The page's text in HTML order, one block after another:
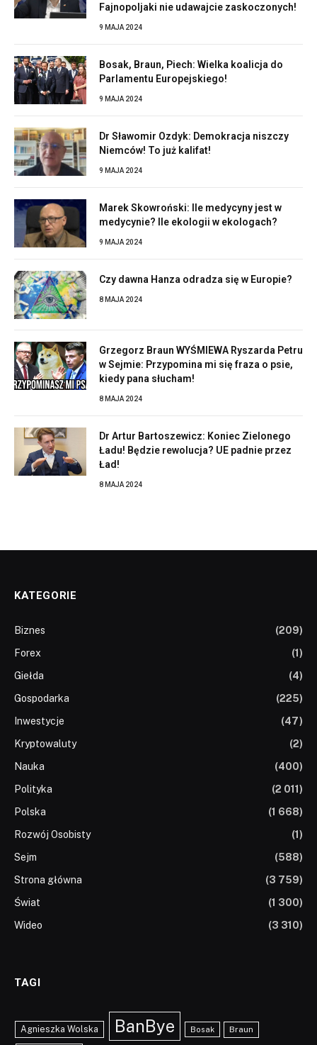
Fajnopoljaki nie udawajcie zaskoczonych!
9 MAJA 2024
Bosak, Braun, Piech: Wielka koalicja do
Parlamentu Europejskiego!
9 MAJA 2024
Dr Sławomir Ozdyk: Demokracja niszczy
Niemców! To już kalifat!
9 MAJA 2024
Marek Skowroński: Ile medycyny jest w
medycynie? Ile ekologii w ekologach?
9 MAJA 2024
Czy dawna Hanza odradza się w Europie?
8 MAJA 2024
Grzegorz Braun WYŚMIEWA Ryszarda Petru
w Sejmie: Przypomina mi się fraza o psie,
kiedy pana słucham!
8 MAJA 2024
Dr Artur Bartoszewicz: Koniec Zielonego
Ładu! Będzie rewolucja? UE padnie przez
Ład!
8 MAJA 2024
KATEGORIE
Biznes
(209)
Forex
(1)
Giełda
(4)
Gospodarka
(225)
Inwestycje
(47)
Kryptowaluty
(2)
Nauka
(400)
Polityka
(2 011)
Polska
(1 668)
Rozwój Osobisty
(1)
Sejm
(588)
Strona główna
(3 759)
Świat
(1 300)
Wideo
(3 310)
TAGI
Agnieszka Wolska BanBye Bosak Braun